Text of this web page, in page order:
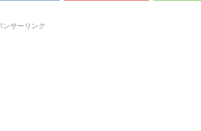
ンサーリンク